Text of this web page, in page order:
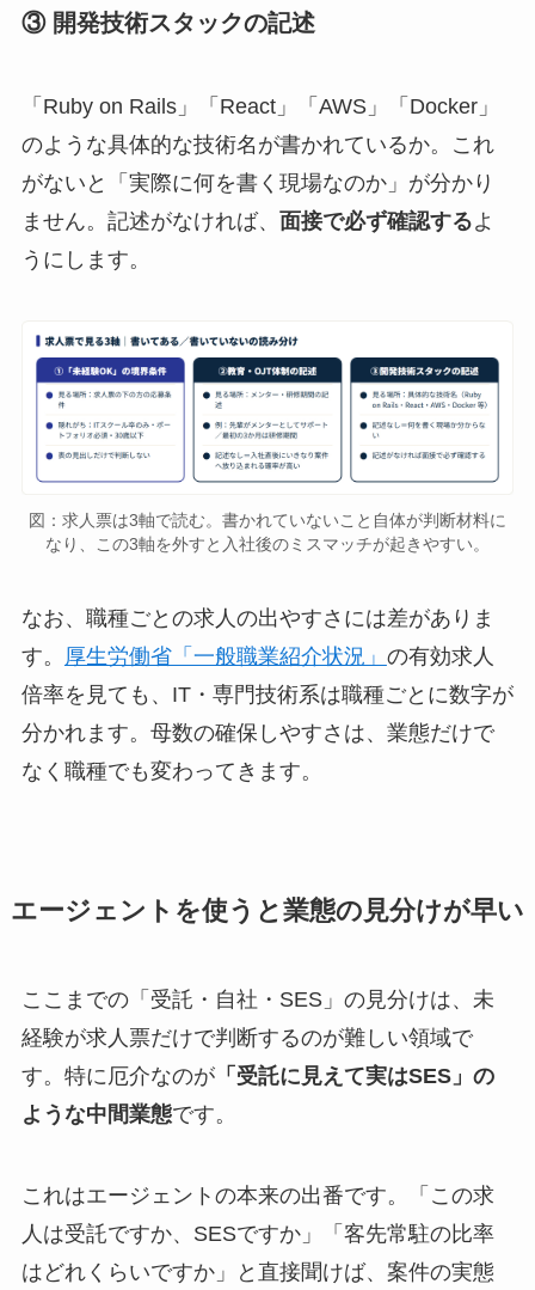
③ 開発技術スタックの記述
「Ruby on Rails」「React」「AWS」「Docker」
のような具体的な技術名が書かれているか。これ
がないと「実際に何を書く現場なのか」が分かり
ません。記述がなければ、 面接で必ず確認するよ
うにします。
図：求人票は3軸で読む。書かれていないこと自体が判断材料に
なり、この3軸を外すと入社後のミスマッチが起きやすい。
なお、職種ごとの求人の出やすさには差がありま
す。 厚生労働省「一般職業紹介状況」 の有効求人
倍率を見ても、IT・専門技術系は職種ごとに数字が
分かれます。母数の確保しやすさは、業態だけで
なく職種でも変わってきます。
エージェントを使うと業態の見分けが早い
ここまでの「受託・自社・SES」の見分けは、未
経験が求人票だけで判断するのが難しい領域で
す。特に厄介なのが「受託に見えて実はSES」の
ような中間業態です。
これはエージェントの本来の出番です。「この求
人は受託ですか、SESですか」「客先常駐の比率
はどれくらいですか」と直接聞けば、案件の実態